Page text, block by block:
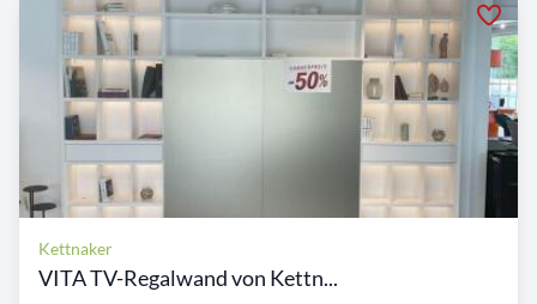
Kettnaker
VITA TV-Regalwand von Kettn...